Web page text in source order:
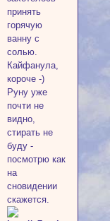
принять
горячую
ванну с
солью.
Кайфанула,
короче -)
Руну уже
почти не
видно,
стирать не
буду -
посмотрю как
на
сновидении
скажется.